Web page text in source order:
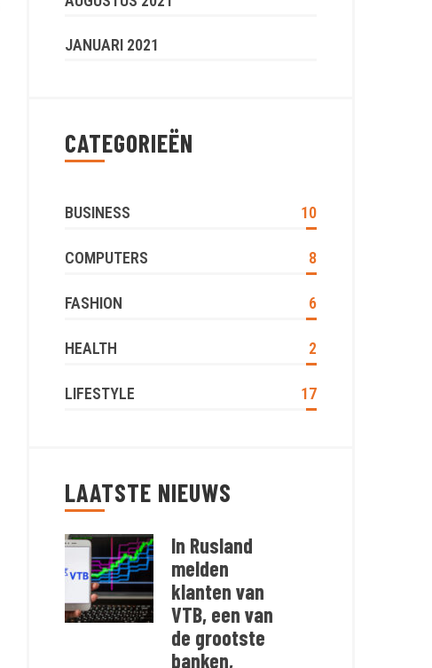
JANUARI 2021
CATEGORIEËN
BUSINESS 10
COMPUTERS 8
FASHION 6
HEALTH 2
LIFESTYLE 17
LAATSTE NIEUWS
In Rusland
melden
klanten van
VTB, een van
de grootste
banken,